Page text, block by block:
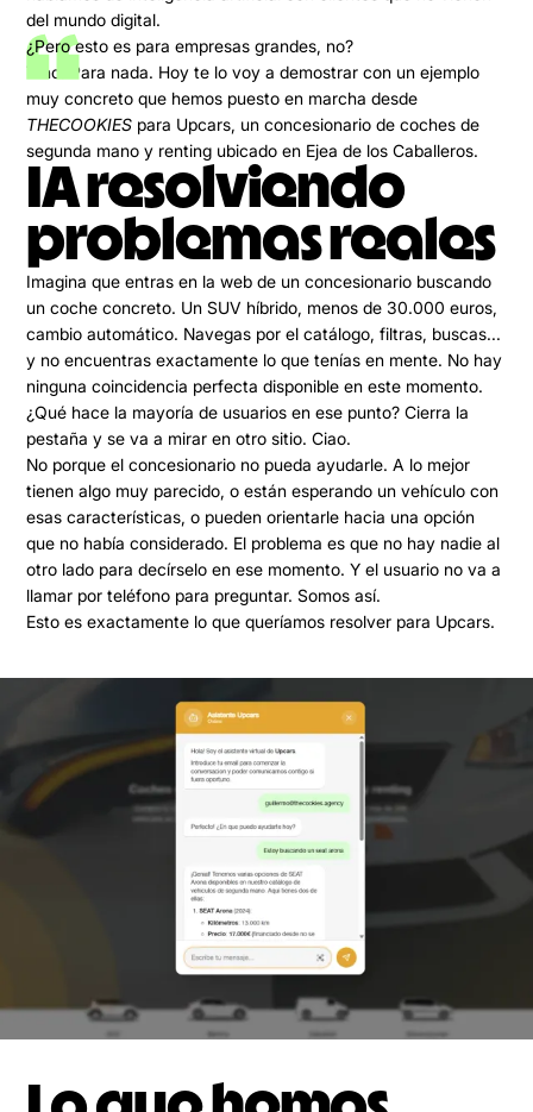
del mundo digital.
¿Pero esto es para empresas grandes, no?
Y no. Para nada. Hoy te lo voy a demostrar con un ejemplo
muy concreto que hemos puesto en marcha desde
THECOOKIES para Upcars, un concesionario de coches de
segunda mano y renting ubicado en Ejea de los Caballeros.
IA resolviendo
problemas reales
Imagina que entras en la web de un concesionario buscando
un coche concreto. Un SUV híbrido, menos de 30.000 euros,
cambio automático. Navegas por el catálogo, filtras, buscas...
y no encuentras exactamente lo que tenías en mente. No hay
ninguna coincidencia perfecta disponible en este momento.
¿Qué hace la mayoría de usuarios en ese punto? Cierra la
pestaña y se va a mirar en otro sitio. Ciao.
No porque el concesionario no pueda ayudarle. A lo mejor
tienen algo muy parecido, o están esperando un vehículo con
esas características, o pueden orientarle hacia una opción
que no había considerado. El problema es que no hay nadie al
otro lado para decírselo en ese momento. Y el usuario no va a
llamar por teléfono para preguntar. Somos así.
Esto es exactamente lo que queríamos resolver para Upcars.